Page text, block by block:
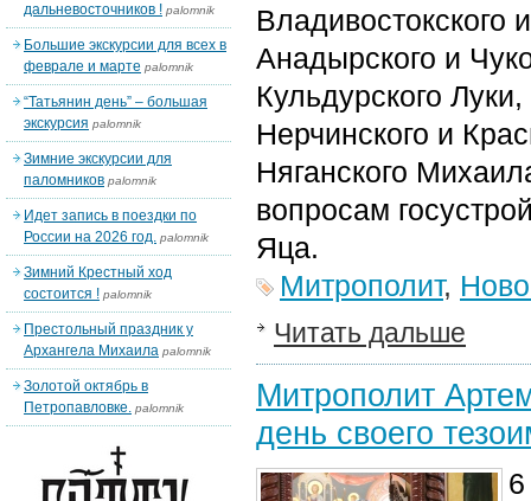
Владивостокского
Анадырского и
Кульдурского
Нерчинского и
Няганского
вопросам
Яца.
Митрополит,
Читать дальше
Митрополит
день своего
дальневосточников ! palomnik
Большие экскурсии для всех в
феврале и марте palomnik
“Татьянин день” – большая
экскурсия palomnik
Зимние экскурсии для
паломников palomnik
Идет запись в поездки по
России на 2026 год. palomnik
Зимний Крестный ход
состоится ! palomnik
Престольный праздник у
Архангела Михаила palomnik
Золотой октябрь в
Петропавловке. palomnik